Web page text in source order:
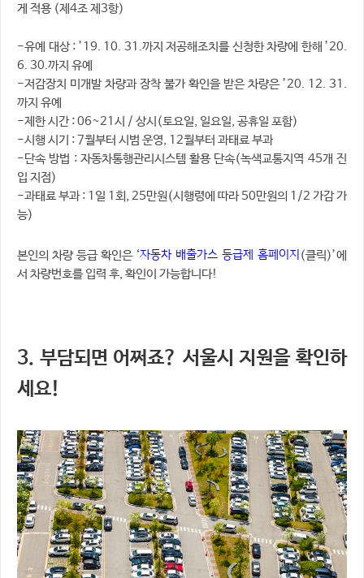
게 적용 (제4조 제3항)
-유예 대상 : ’19. 10. 31.까지 저공해조치를 신청한 차량에 한해 ’20.
6. 30.까지 유예
-저감장치 미개발 차량과 장착 불가 확인을 받은 차량은 ’20. 12. 31.
까지 유예
-제한 시간 : 06~21시 / 상시(토요일, 일요일, 공휴일 포함)
-시행 시기 : 7월부터 시범 운영, 12월부터 과태료 부과
-단속 방법 : 자동차통행관리시스템 활용 단속(녹색교통지역 45개 진
입 지점)
-과태료 부과 : 1일 1회, 25만원(시행령에 따라 50만원의 1/2 가감 가
능)
본인의 차량 등급 확인은 ‘자동차 배출가스 등급제 홈페이지(클릭)’에
서 차량번호를 입력 후, 확인이 가능합니다!
3. 부담되면 어쩌죠? 서울시 지원을 확인하
세요!